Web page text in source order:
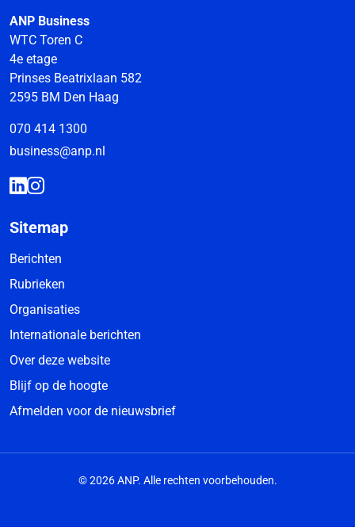
ANP Business
WTC Toren C
4e etage
Prinses Beatrixlaan 582
2595 BM Den Haag
070 414 1300
business@anp.nl
Sitemap
Berichten
Rubrieken
Organisaties
Internationale berichten
Over deze website
Blijf op de hoogte
Afmelden voor de nieuwsbrief
© 2026 ANP. Alle rechten voorbehouden.